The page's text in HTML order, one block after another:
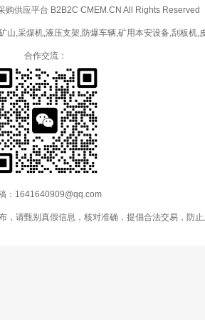
购供应平台 B2B2C CMEM.CN All Rights Reserved
山,采煤机,液压支架,防爆车辆,矿用本安设备,刮板机,
合作交流：
：1641640909@qq.com
，请甄别真假信息，核对准确，提倡合法交易，防止